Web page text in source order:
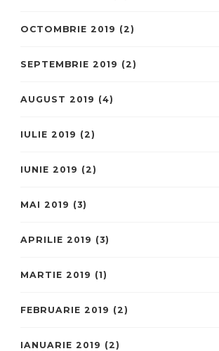
OCTOMBRIE 2019 (2)
SEPTEMBRIE 2019 (2)
AUGUST 2019 (4)
IULIE 2019 (2)
IUNIE 2019 (2)
MAI 2019 (3)
APRILIE 2019 (3)
MARTIE 2019 (1)
FEBRUARIE 2019 (2)
IANUARIE 2019 (2)